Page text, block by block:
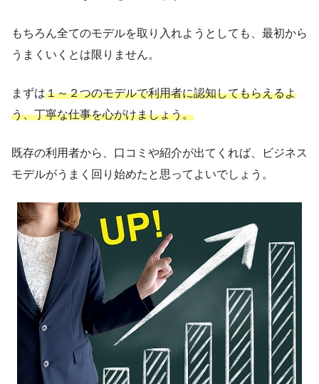
もちろん全てのモデルを取り入れようとしても、最初から
うまくいくとは限りません。
まずは１～２つのモデルで利用者に認知してもらえるよ
う、丁寧な仕事を心がけましょう。
既存の利用者から、口コミや紹介が出てくれば、ビジネス
モデルがうまく回り始めたと思ってよいでしょう。